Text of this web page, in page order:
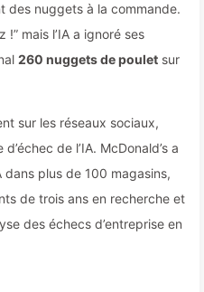
des nuggets à la commande.
mais l’IA a ignoré ses
260 nuggets de poulet sur
sur les réseaux sociaux,
de l’IA. McDonald’s a
plus de 100 magasins,
de trois ans en recherche et
des échecs d’entreprise en